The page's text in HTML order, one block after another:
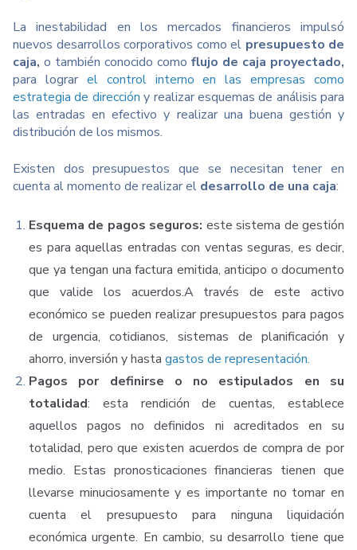
La inestabilidad en los mercados financieros impulsó
nuevos desarrollos corporativos como el presupuesto de
caja, o también conocido como flujo de caja proyectado,
para lograr el control interno en las empresas como
estrategia de dirección y realizar esquemas de análisis para
las entradas en efectivo y realizar una buena gestión y
distribución de los mismos.
Existen dos presupuestos que se necesitan tener en
cuenta al momento de realizar el desarrollo de una caja:
Esquema de pagos seguros: este sistema de gestión
es para aquellas entradas con ventas seguras, es decir,
que ya tengan una factura emitida, anticipo o documento
que valide los acuerdos.A través de este activo
económico se pueden realizar presupuestos para pagos
de urgencia, cotidianos, sistemas de planificación y
ahorro, inversión y hasta gastos de representación.
Pagos por definirse o no estipulados en su
totalidad: esta rendición de cuentas, establece
aquellos pagos no definidos ni acreditados en su
totalidad, pero que existen acuerdos de compra de por
medio. Estas pronosticaciones financieras tienen que
llevarse minuciosamente y es importante no tomar en
cuenta el presupuesto para ninguna liquidación
económica urgente. En cambio, su desarrollo tiene que